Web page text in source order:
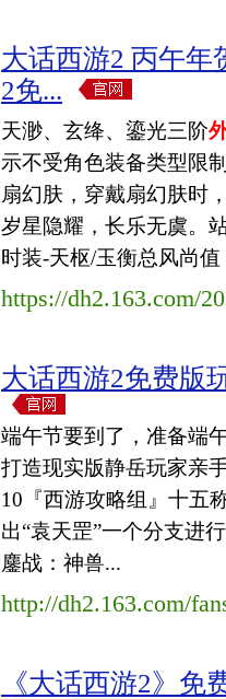
大话西游2 丙午年
2免...
天渺、玄绛、鎏光三阶
示不受角色装备类型限
扇幻肤，穿戴扇幻肤时
岁星隐耀，长乐无虞。
时装-天枢/玉衡总风尚
https://dh2.163.com/
大话西游2免费版
端午节要到了，准备端
打造现实版静岳玩家亲
10『西游攻略组』十五
出“袁天罡”一个分支进
鏖战：神兽...
http://dh2.163.com/
《大话西游2》免